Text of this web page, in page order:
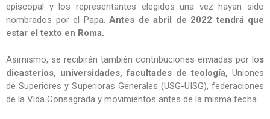
episcopal y los representantes elegidos una vez hayan sido
nombrados por el Papa. Antes de abril de 2022 tendrá que
estar el texto en Roma.
Asimismo, se recibirán también contribuciones enviadas por los
dicasterios, universidades, facultades de teología, Uniones
de Superiores y Superioras Generales (USG-UISG), federaciones
de la Vida Consagrada y movimientos antes de la misma fecha.